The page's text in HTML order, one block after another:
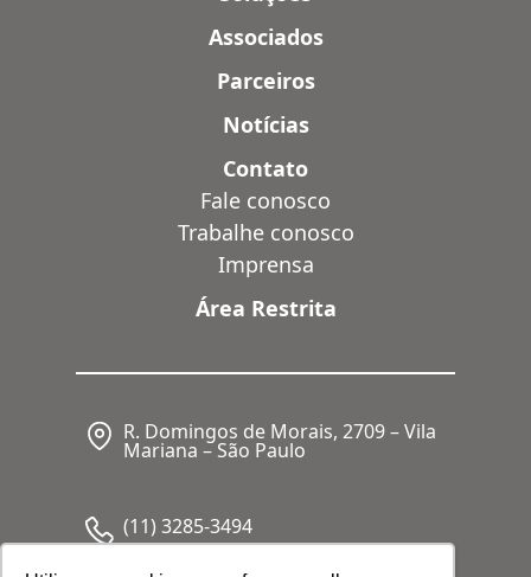
Associados
Parceiros
Notícias
Contato
Fale conosco
Trabalhe conosco
Imprensa
Área Restrita
R. Domingos de Morais, 2709 – Vila
Mariana – São Paulo
(11) 3285-3494